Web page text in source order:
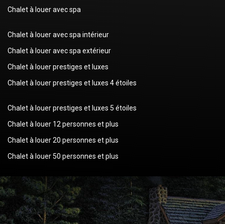
Chalet à louer avec spa
Chalet à louer avec spa intérieur
Chalet à louer avec spa extérieur
Chalet à louer prestiges et luxes
Chalet à louer prestiges et luxes 4 étoiles
Chalet à louer prestiges et luxes 5 étoiles
Chalet à louer 12 personnes et plus
Chalet à louer 20 personnes et plus
Chalet à louer 50 personnes et plus